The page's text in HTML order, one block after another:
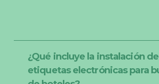
¿Qué incluye la instalación de
etiquetas electrónicas para